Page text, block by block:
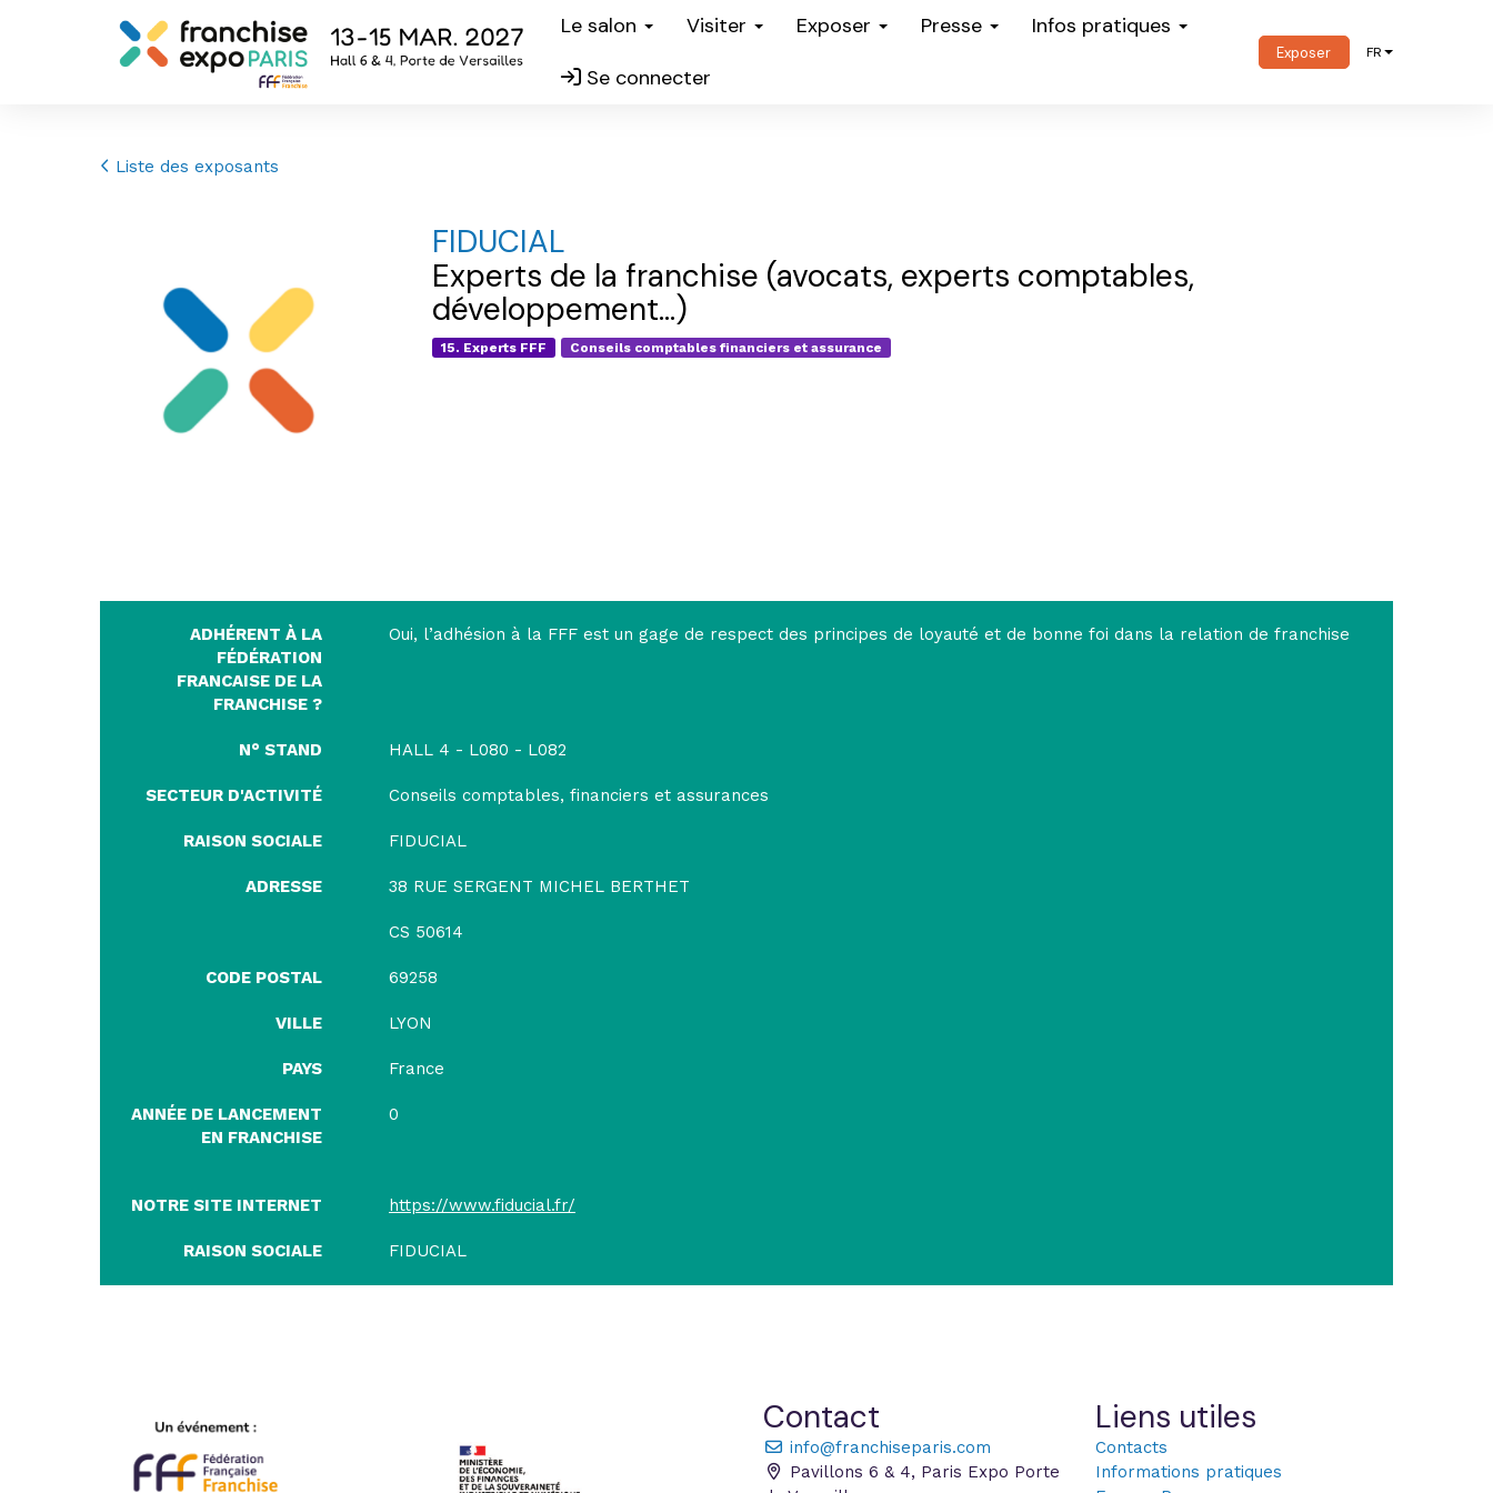
Le salon Visiter Exposer Presse
Infos pratiques
Se connecter
Exposer FR
Liste des exposants
FIDUCIAL
Experts de la franchise (avocats, experts comptables,
développement...)
15. Experts FFF Conseils comptables financiers et assurance
ADHÉRENT À LA
FÉDÉRATION
FRANCAISE DE LA
FRANCHISE ?
Oui, l’adhésion à la FFF est un gage de respect des principes de loyauté et de bonne foi dans la relation de franchise
N° STAND HALL 4 - L080 - L082
SECTEUR D'ACTIVITÉ Conseils comptables, financiers et assurances
RAISON SOCIALE FIDUCIAL
ADRESSE 38 RUE SERGENT MICHEL BERTHET
CS 50614
CODE POSTAL 69258
VILLE LYON
PAYS France
ANNÉE DE LANCEMENT
EN FRANCHISE
0
NOTRE SITE INTERNET https://www.fiducial.fr/
RAISON SOCIALE FIDUCIAL
Contact
info@franchiseparis.com
Pavillons 6 & 4, Paris Expo Porte
Liens utiles
Contacts
Informations pratiques